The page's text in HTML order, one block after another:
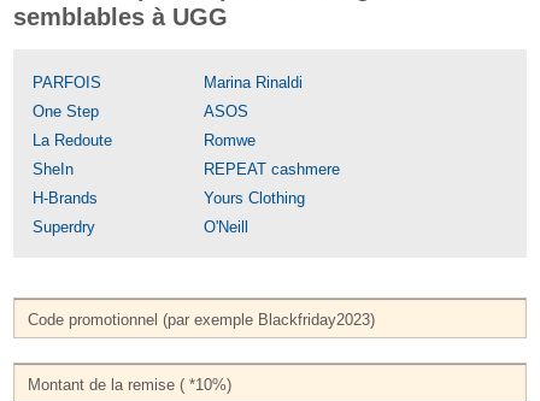
semblables à UGG
PARFOIS
Marina Rinaldi
One Step
ASOS
La Redoute
Romwe
SheIn
REPEAT cashmere
H-Brands
Yours Clothing
Superdry
O'Neill